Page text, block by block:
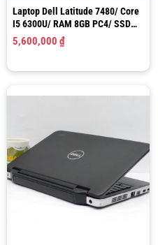
Laptop Dell Latitude 7480/ Core
I5 6300U/ RAM 8GB PC4/ SSD
256GB/ Intel HD Graphics 520/
LCD 14″ FHD (Like New)
5,600,000 ₫